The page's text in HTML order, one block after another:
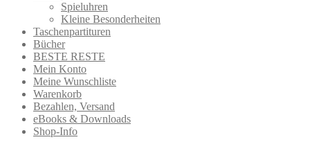
Spieluhren
Kleine Besonderheiten
Taschenpartituren
Bücher
BESTE RESTE
Mein Konto
Meine Wunschliste
Warenkorb
Bezahlen, Versand
eBooks & Downloads
Shop-Info